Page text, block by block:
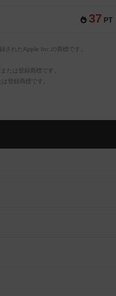
37 PT
されたApple Inc.の商標です。
たは登録商標です。
登録商標です。